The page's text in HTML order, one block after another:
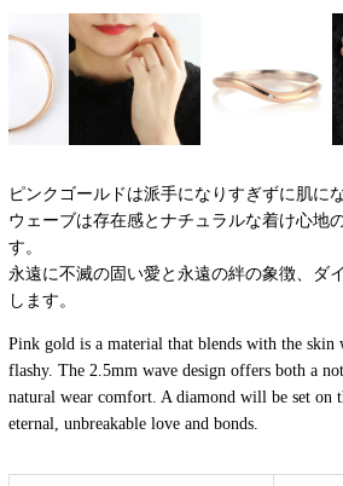
ピンクゴールドは派手になりすぎずに肌に
ウェーブは存在感とナチュラルな着け心地
す。
永遠に不滅の固い愛と永遠の絆の象徴、ダ
します。
Pink gold is a material that blends with the skin
flashy. The 2.5mm wave design offers both a
natural wear comfort. A diamond will be set on
eternal, unbreakable love and bonds.